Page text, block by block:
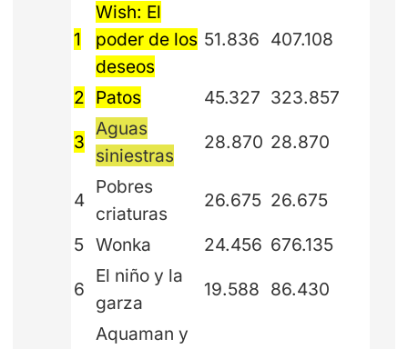
1
Wish: El
poder de los
deseos
51.836 407.108
2 Patos 45.327 323.857
3
Aguas
siniestras
28.870 28.870
4
Pobres
criaturas
26.675 26.675
5 Wonka 24.456 676.135
6
El niño y la
garza
19.588 86.430
Aquaman y